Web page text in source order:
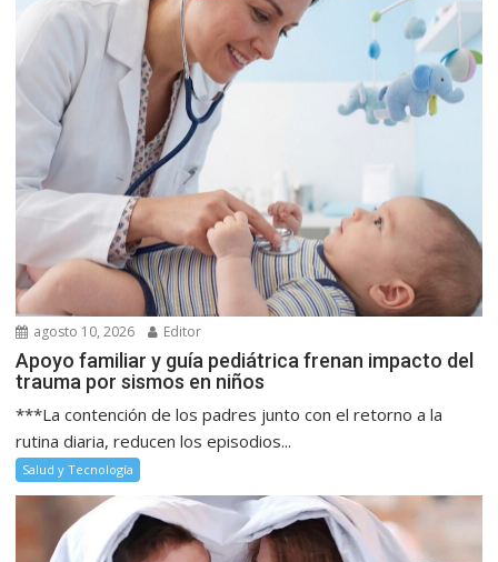
agosto 10, 2026 Editor
Apoyo familiar y guía pediátrica frenan impacto del
trauma por sismos en niños
***La contención de los padres junto con el retorno a la
rutina diaria, reducen los episodios...
Salud y Tecnología